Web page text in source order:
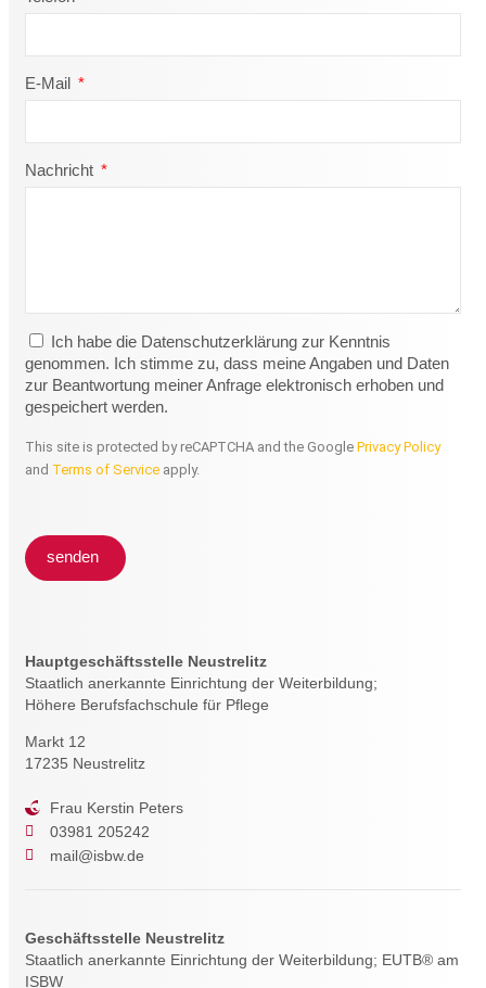
E-Mail
Nachricht
Ich habe die Datenschutzerklärung zur Kenntnis
genommen. Ich stimme zu, dass meine Angaben und Daten
zur Beantwortung meiner Anfrage elektronisch erhoben und
gespeichert werden.
This site is protected by reCAPTCHA and the Google Privacy Policy
and Terms of Service apply.
senden
Hauptgeschäftsstelle Neustrelitz
Staatlich anerkannte Einrichtung der Weiterbildung;
Höhere Berufsfachschule für Pflege
Markt 12
17235 Neustrelitz
Frau Kerstin Peters
03981 205242
mail@isbw.de
Geschäftsstelle Neustrelitz
Staatlich anerkannte Einrichtung der Weiterbildung; EUTB® am
ISBW